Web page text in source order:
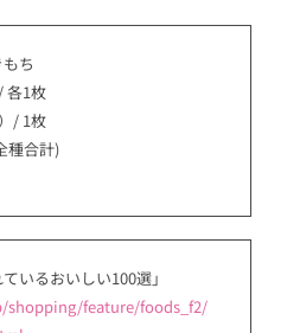
ち
各1枚
/ 1枚
種合計)
いるおいしい100選」
feature/foods_f2/